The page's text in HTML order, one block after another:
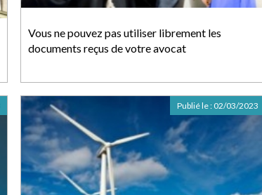
Vous ne pouvez pas utiliser librement les
documents reçus de votre avocat
Publié le : 02/03/2023